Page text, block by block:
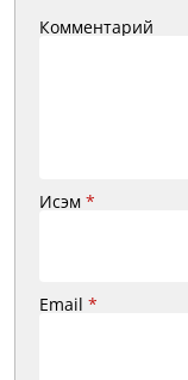
Комментарий
Исэм *
Email *